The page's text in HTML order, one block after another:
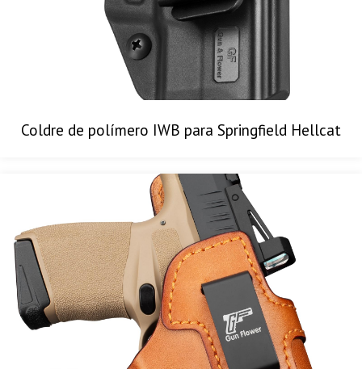
Coldre de polímero IWB para Springfield Hellcat